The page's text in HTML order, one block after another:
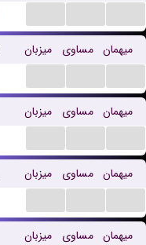
میزبان مساوی میهمان
میزبان مساوی میهمان
میزبان مساوی میهمان
میزبان مساوی میهمان